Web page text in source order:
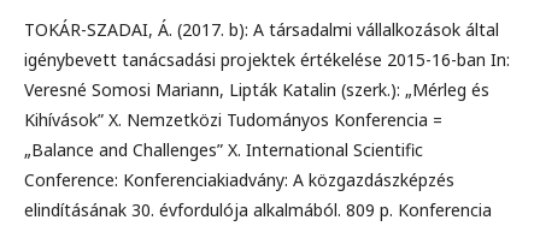
TOKÁR-SZADAI, Á. (2017. b): A társadalmi vállalkozások által
igénybevett tanácsadási projektek értékelése 2015-16-ban In:
Veresné Somosi Mariann, Lipták Katalin (szerk.): „Mérleg és
Kihívások” X. Nemzetközi Tudományos Konferencia =
„Balance and Challenges” X. International Scientific
Conference: Konferenciakiadvány: A közgazdászképzés
elindításának 30. évfordulója alkalmából. 809 p. Konferencia